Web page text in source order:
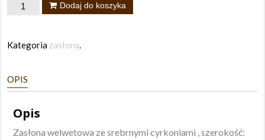
ilość
140x270
Dodaj do koszyka
Kategoria zasłony.
OPIS
Opis
Zasłona welwetowa ze srebrnymi cyrkoniami , szerokość: